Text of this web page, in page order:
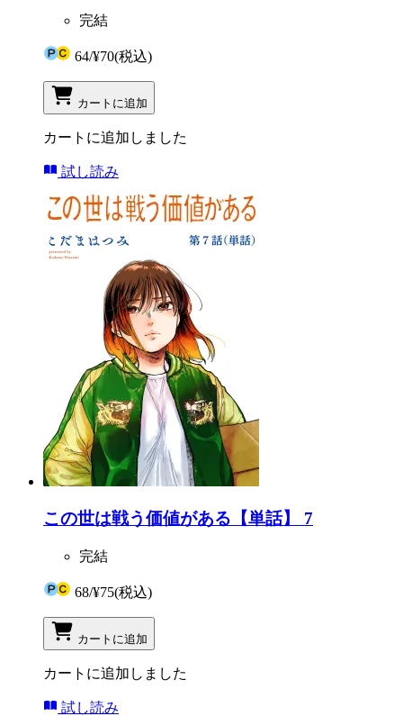
完結
64/¥70(税込)
カートに追加
カートに追加しました
試し読み
この世は戦う価値がある【単話】 7
完結
68/¥75(税込)
カートに追加
カートに追加しました
試し読み